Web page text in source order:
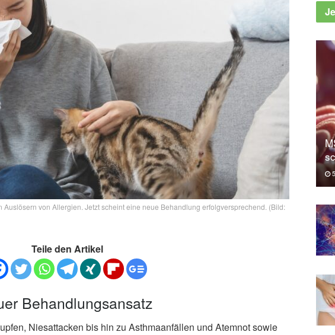
von Allergien. Jetzt scheint eine neue Behandlung erfolgversprechend. (Bild:
Teile den Artikel
Behandlungsansatz
Niesattacken bis hin zu Asthmaanfällen und Atemnot sowie